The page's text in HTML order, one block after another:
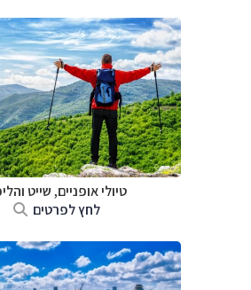
טיולי אופניים, שייט
לחץ לפרטים